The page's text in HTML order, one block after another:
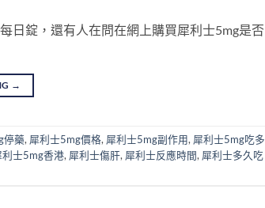
日錠，還有人在問在網上購買犀利士5mg是否
→
停藥, 犀利士5mg價格, 犀利士5mg副作用, 犀利士5mg吃多
利士5mg香港, 犀利士傷肝, 犀利士反應時間, 犀利士多久吃